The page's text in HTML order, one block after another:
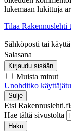
lukemaan lukittuja
Tilaa Rakennuslehti
Sähköposti tai
Salasana
Kirjaudu sisään
Muista minut
Unohditko
Sulje
Etsi
Hae tältä sivustolta
Haku